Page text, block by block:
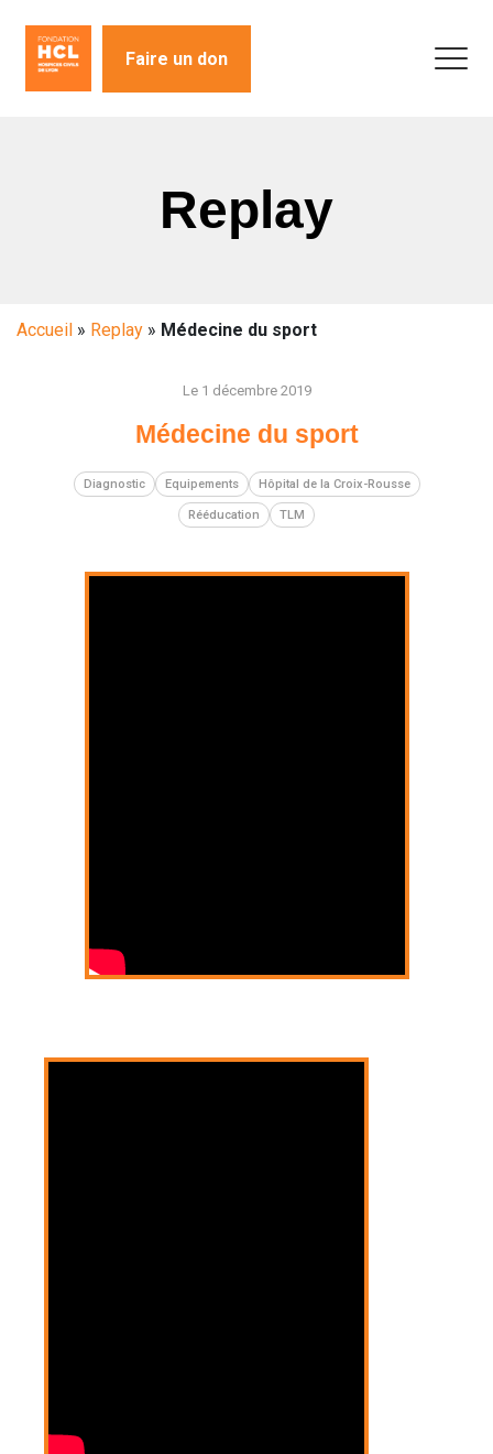
Faire un don
Replay
Accueil » Replay » Médecine du sport
Le 1 décembre 2019
Médecine du sport
Diagnostic Equipements Hôpital de la Croix-Rousse
Rééducation TLM